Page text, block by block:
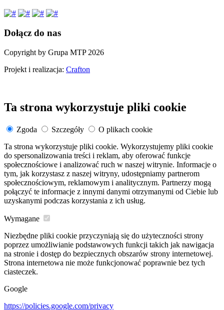
Dołącz do nas
Copyright by Grupa MTP 2026
Projekt i realizacja: Crafton
Ta strona wykorzystuje pliki cookie
Zgoda Szczegóły
O plikach cookie
Ta strona wykorzystuje pliki cookie. Wykorzystujemy pliki cookie
do spersonalizowania treści i reklam, aby oferować funkcje
społecznościowe i analizować ruch w naszej witrynie. Informacje o
tym, jak korzystasz z naszej witryny, udostępniamy partnerom
społecznościowym, reklamowym i analitycznym. Partnerzy mogą
połączyć te informacje z innymi danymi otrzymanymi od Ciebie lub
uzyskanymi podczas korzystania z ich usług.
Wymagane
Niezbędne pliki cookie przyczyniają się do użyteczności strony
poprzez umożliwianie podstawowych funkcji takich jak nawigacja
na stronie i dostęp do bezpiecznych obszarów strony internetowej.
Strona internetowa nie może funkcjonować poprawnie bez tych
ciasteczek.
Google
https://policies.google.com/privacy